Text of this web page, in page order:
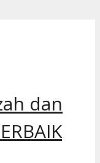
dan